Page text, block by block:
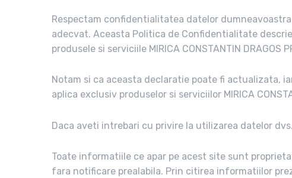
Respectam confidentialitatea datelor
adecvat. Aceasta Politica de Confidentialitate
produsele si serviciile MIRICA CONSTANTIN
Notam si ca aceasta declaratie poate fi actualizata,
aplica exclusiv produselor si serviciilor MIRICA
Daca aveti intrebari cu privire la utilizarea datelor
Toate informatiile ce apar pe acest site sunt
fara notificare prealabila. Prin citirea informatiilor